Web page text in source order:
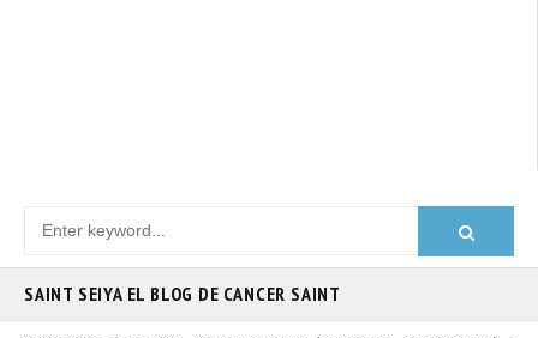
SAINT SEIYA EL BLOG DE CANCER SAINT